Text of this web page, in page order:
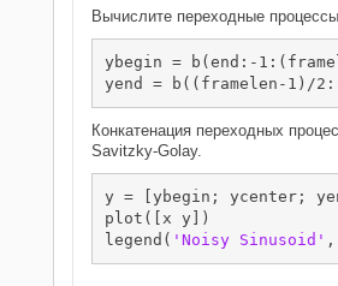
Вычислите переходные
ybegin = b(end:-
yend = b((framelen-1)/
Конкатенация переходных
Savitzky-Golay.
y = [ybegin; ycenter;
plot([x y])
legend( 'Noisy Sinusoid' ,